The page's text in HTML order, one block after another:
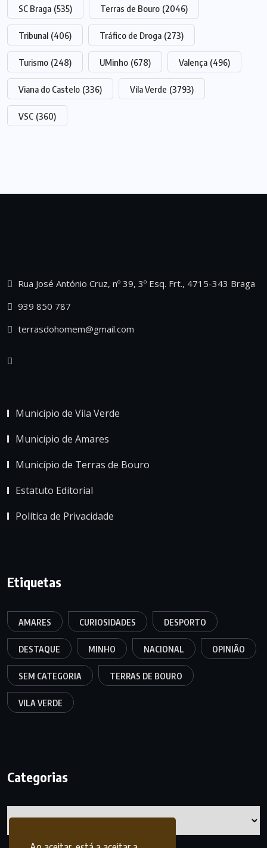
SC Braga (535) Terras de Bouro (2046)
Tribunal (406) Tráfico de Droga (273)
Turismo (248) UMinho (678) Valença (496)
Viana do Castelo (336) Vila Verde (3793)
VSC (360)
Rua José António Cruz, nº 39, 3º Esq. Frt., 4715-343 Braga
939 850 787
terrasdohomem@gmail.com
Município de Vila Verde
Município de Amares
Município de Terras de Bouro
Estatuto Editorial
Política de Privacidade
Etiquetas
AMARES CURIOSIDADES DESPORTO
DESTAQUE MINHO NACIONAL OPINIÃO
SEM CATEGORIA TERRAS DE BOURO
VILA VERDE
Categorias